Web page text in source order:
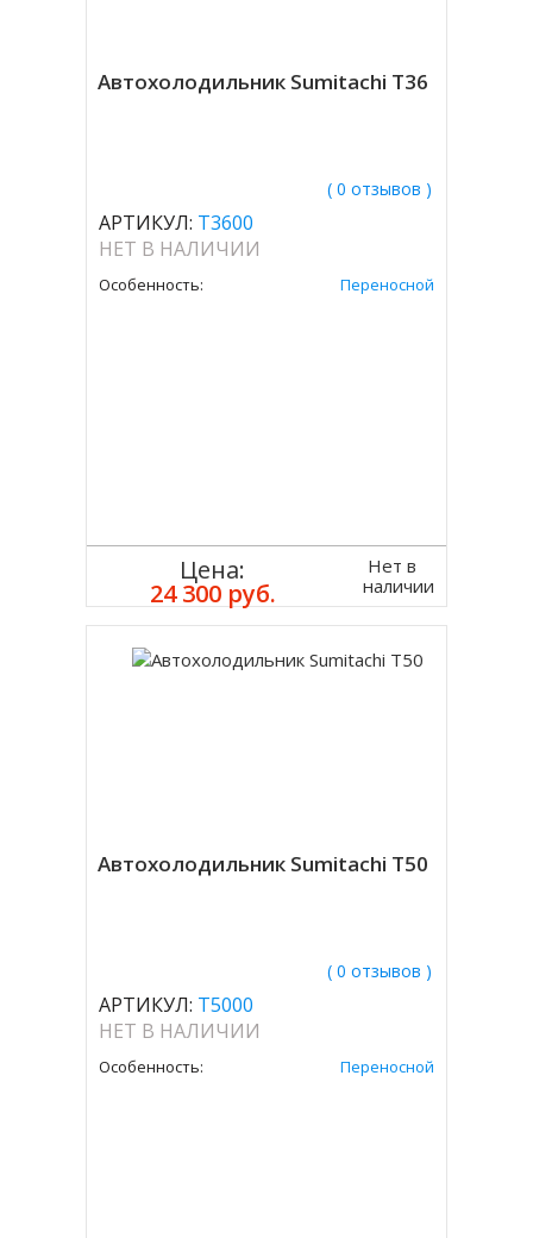
Автохолодильник Sumitachi T36
( 0 отзывов )
АРТИКУЛ: T3600
НЕТ В НАЛИЧИИ
Особенность: Переносной
Цена:
24 300 руб.
Нет в
наличии
Автохолодильник Sumitachi T50
( 0 отзывов )
АРТИКУЛ: T5000
НЕТ В НАЛИЧИИ
Особенность: Переносной